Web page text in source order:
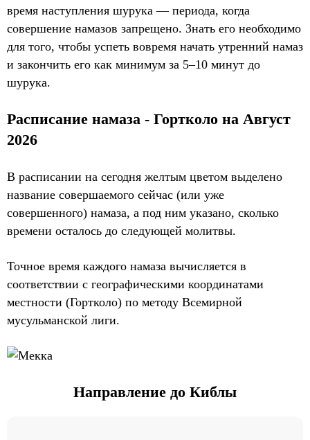
время наступления шурука — периода, когда
совершение намазов запрещено. Знать его необходимо
для того, чтобы успеть вовремя начать утренний намаз
и закончить его как минимум за 5–10 минут до
шурука.
Расписание намаза - Гортколо на Август
2026
В расписании на сегодня желтым цветом выделено
название совершаемого сейчас (или уже
совершенного) намаза, а под ним указано, сколько
времени осталось до следующей молитвы.
Точное время каждого намаза вычисляется в
соответствии с географическими координатами
местности (Гортколо) по методу Всемирной
мусульманской лиги.
Направление до Киблы